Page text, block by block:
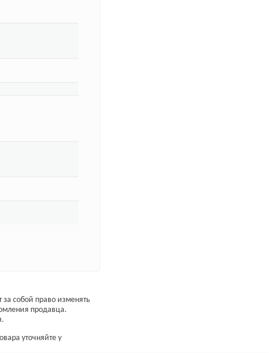
собой право изменять
продавца.
уточняйте у